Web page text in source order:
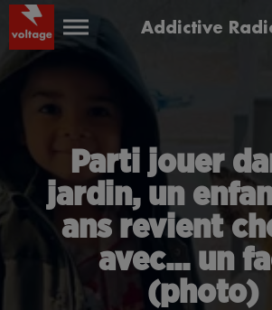
Addictive
Parti jouer
jardin, un
ans revient
avec... un
(photo)